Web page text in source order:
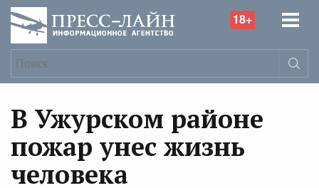
18+
В Ужурском районе
пожар унес жизнь
человека